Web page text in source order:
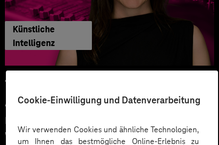
Cookie-Einwilligung und Datenverarbeitung
Wir verwenden Cookies und ähnliche Technologien,
um Ihnen das bestmögliche Online-Erlebnis zu
Künstliche
Intelligenz
12.03.2026
Automatisiert gedacht,
menschlich gewünscht: Die
Wahrheit über KI im Kundendialog